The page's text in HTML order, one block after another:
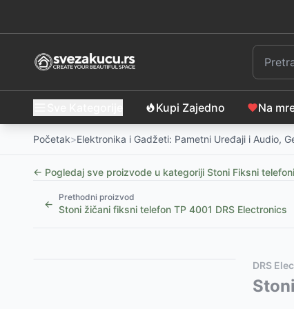
Kupi Zajedno Na
Početak>Elektronika i Gadžeti: Pametni Uređaji i Audio,
← Pogledaj sve proizvode u kategoriji Stoni Fiksni telefoni
←
Prethodni proizvod
Stoni žičani fiksni telefon TP 4001 DRS Electronics
Fiksni telefon Butler outdoor 2010 vodootporan-
Ovaj proizvod nije dostupan, pogledajte slične
DRS